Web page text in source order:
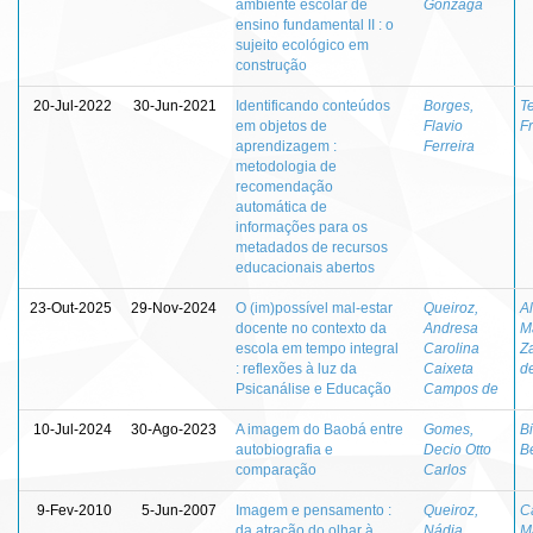
ambiente escolar de
ensino fundamental II : o
sujeito ecológico em
construção
Gonzaga
20-Jul-2022 30-Jun-2021
Identificando conteúdos
em objetos de
aprendizagem :
metodologia de
recomendação
automática de
informações para os
metadados de recursos
educacionais abertos
Borges,
Flavio
Ferreira
23-Out-2025 29-Nov-2024
O (im)possível mal-estar
docente no contexto da
escola em tempo integral
: reflexões à luz da
Psicanálise e Educação
Queiroz,
Andresa
Carolina
Caixeta
Campos de
10-Jul-2024 30-Ago-2023
A imagem do Baobá entre
autobiografia e
comparação
Gomes,
Decio Otto
Carlos
9-Fev-2010 5-Jun-2007
Imagem e pensamento :
Queiroz,